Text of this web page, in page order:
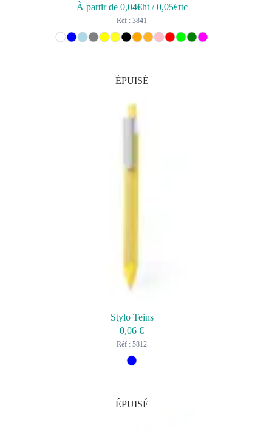
À partir de 0,04€ht/0,05€ttc
Réf : 3841
ÉPUISÉ
Stylo Teins
0,06€
Réf : 5812
ÉPUISÉ